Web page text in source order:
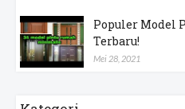
Populer Model
Terbaru!